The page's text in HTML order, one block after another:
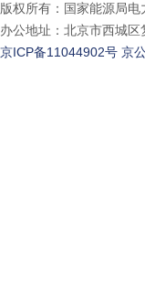
版权所有：国家能源局
办公地址：北京市西城
京ICP备11044902号 京